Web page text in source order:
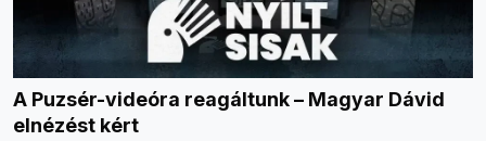
A Puzsér-videóra reagáltunk – Magyar Dávid
elnézést kért